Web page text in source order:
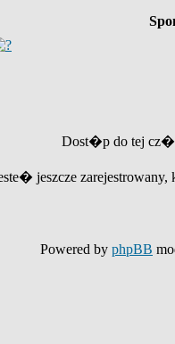
Dost�p do tej
jeszcze
Powered by phpBB